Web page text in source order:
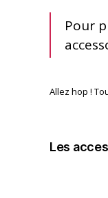
Pour
Allez hop !
Les